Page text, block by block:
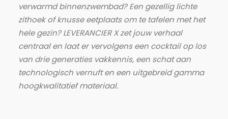
verwarmd binnenzwembad? Een gezellig lichte
zithoek of knusse eetplaats om te tafelen met het
hele gezin? LEVERANCIER X zet jouw verhaal
centraal en laat er vervolgens een cocktail op los
van drie generaties vakkennis, een schat aan
technologisch vernuft en een uitgebreid gamma
hoogkwalitatief materiaal.